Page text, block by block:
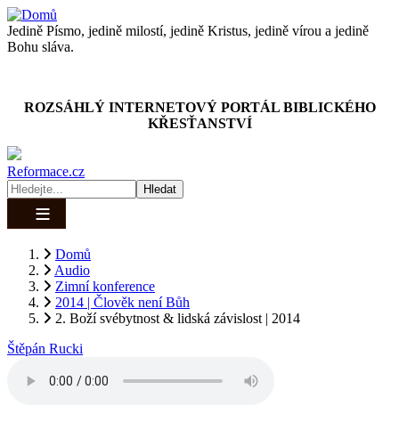
Přejít
k
hlavnímu
Jedině Písmo, jedině milostí, jedině Kristus, jedině vírou a jedině
Bohu sláva.
ROZSÁHLÝ INTERNETOVÝ PORTÁL BIBLICKÉHO
KŘESŤANSTVÍ
Reformace.cz
Hledat
Drobečková
navigace
Domů
Audio
Zimní konference
2014 | Člověk není Bůh
2. Boží svébytnost & lidská závislost | 2014
2. Boží svébytnost & lidská závislost | 2014
Štěpán Rucki